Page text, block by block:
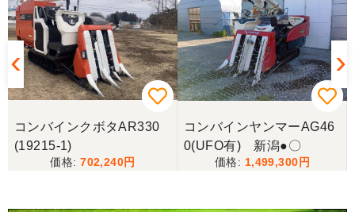
が、今後も農機具を買う際はのうき屋さんを利用し
ようと思います。
三重県／miraisann
写真と現物が違いすぎる
三重県／谷本勝美
こちらの、対応も、よく、大変、満足、です。
コンバインクボタAR330
(19215-1)
702,240
コンバインヤンマーAG46
0(UFO有) 新潟●〇
1,499,300